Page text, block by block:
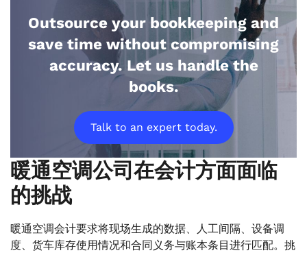
Outsource your bookkeeping and
save time without compromising
accuracy. Let us handle the
books.
Talk to an expert today.
暖通空调公司在会计方面面临
的挑战
暖通空调会计要求将现场生成的数据、人工间隔、设备调
度、货车库存使用情况和合同义务与账本条目进行匹配。挑